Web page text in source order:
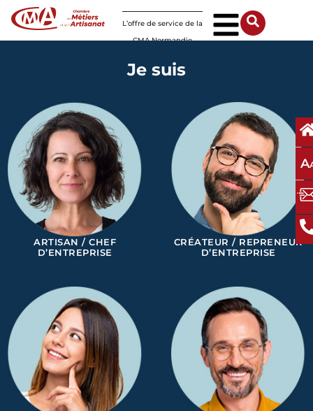
L’offre de service de la
CMA Normandie
A
Je suis
ARTISAN / CHEF
D’ENTREPRISE
CRÉATEUR / REPRENEUR
D’ENTREPRISE
Panneau de gestion des cookies